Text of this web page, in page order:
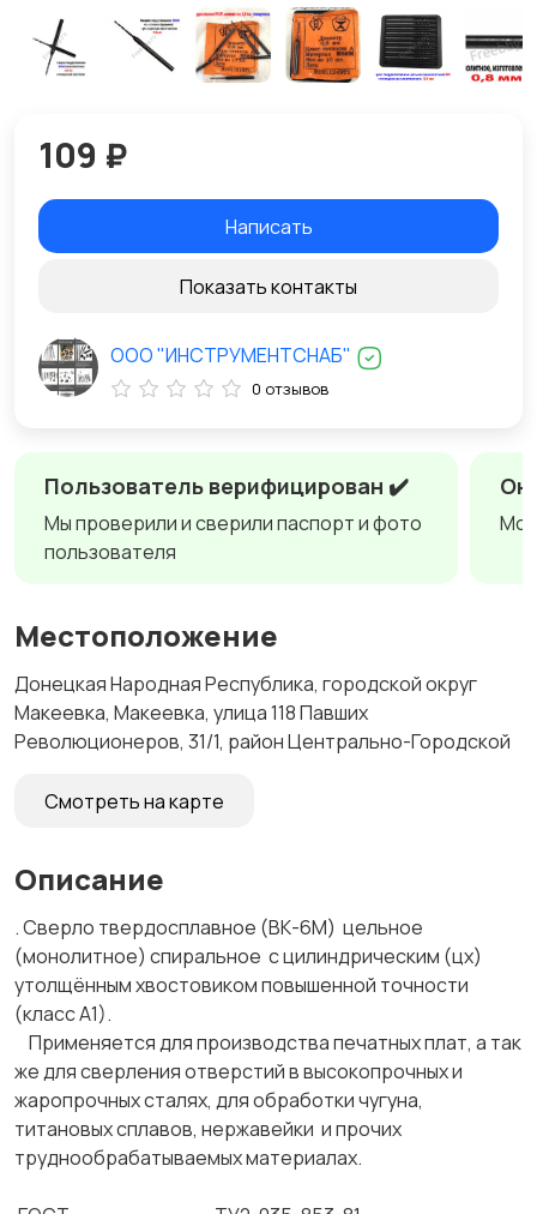
Пользователь верифицирован ✔️
Мы проверили и сверили паспорт и фото
пользователя
Местоположение
Донецкая Народная Республика, городской округ
Макеевка, Макеевка, улица 118 Павших
Революционеров, 31/1, район Центрально-Городской
Смотреть на карте
Описание
. Сверло твердосплавное (ВК-6М) цельное
(монолитное) спиральное с цилиндрическим (цх)
утолщённым хвостовиком повышенной точности
(класс А1).
Применяется для производства печатных плат, а так
же для сверления отверстий в высокопрочных и
жаропрочных сталях, для обработки чугуна,
титановых сплавов, нержавейки и прочих
труднообрабатываемых материалах.
109 ₽
Написать
Показать контакты
ООО "ИНСТРУМЕНТСНАБ"
0 отзывов